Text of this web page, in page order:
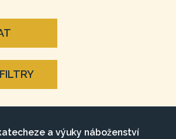
a výuky náboženství